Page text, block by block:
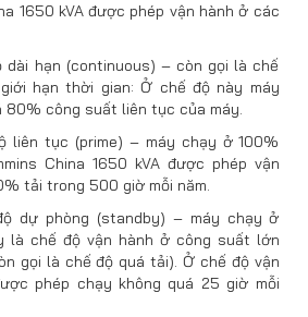
1650 kVA được phép vận hành ở các
dài hạn (continuous) – còn gọi là chế
hạn thời gian: Ở chế độ này máy
80% công suất liên tục của máy.
liên tục (prime) – máy chạy ở 100%
China 1650 kVA được phép vận
tải trong 500 giờ mỗi năm.
dự phòng (standby) – máy chạy ở
là chế độ vận hành ở công suất lớn
gọi là chế độ quá tải). Ở chế độ vận
phép chạy không quá 25 giờ mỗi